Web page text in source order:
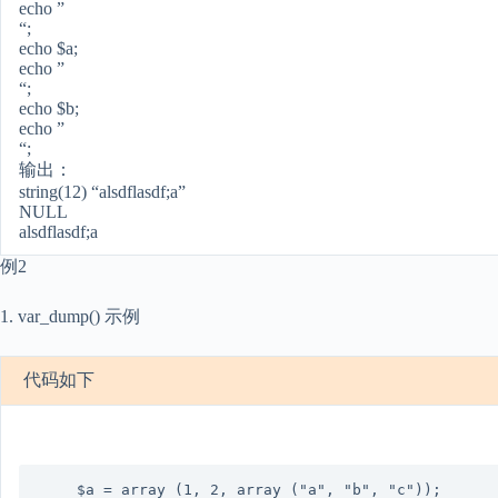
echo ”
“;
echo $a;
echo ”
“;
echo $b;
echo ”
“;
输出：
string(12) “alsdflasdf;a”
NULL
alsdflasdf;a
例2
1. var_dump() 示例
代码如下